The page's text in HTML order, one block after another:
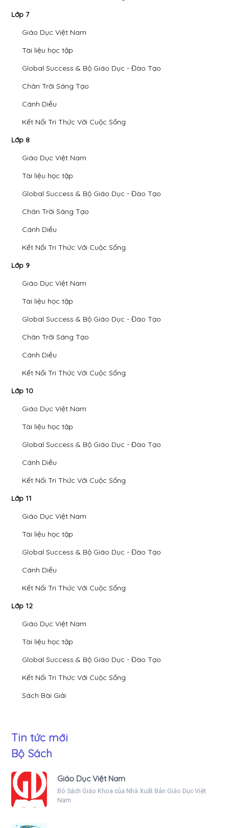
Lớp 7
Giáo Dục Việt Nam
Tài liệu học tập
Global Success & Bộ Giáo Dục - Đào Tạo
Chân Trời Sáng Tạo
Cánh Diều
Kết Nối Tri Thức Với Cuộc Sống
Lớp 8
Giáo Dục Việt Nam
Tài liệu học tập
Global Success & Bộ Giáo Dục - Đào Tạo
Chân Trời Sáng Tạo
Cánh Diều
Kết Nối Tri Thức Với Cuộc Sống
Lớp 9
Giáo Dục Việt Nam
Tài liệu học tập
Global Success & Bộ Giáo Dục - Đào Tạo
Chân Trời Sáng Tạo
Cánh Diều
Kết Nối Tri Thức Với Cuộc Sống
Lớp 10
Giáo Dục Việt Nam
Tài liệu học tập
Global Success & Bộ Giáo Dục - Đào Tạo
Cánh Diều
Kết Nối Tri Thức Với Cuộc Sống
Lớp 11
Giáo Dục Việt Nam
Tài liệu học tập
Global Success & Bộ Giáo Dục - Đào Tạo
Cánh Diều
Kết Nối Tri Thức Với Cuộc Sống
Lớp 12
Giáo Dục Việt Nam
Tài liệu học tập
Global Success & Bộ Giáo Dục - Đào Tạo
Kết Nối Tri Thức Với Cuộc Sống
Sách Bài Giải
Tin tức mới
Bộ Sách
Giáo Dục Việt Nam
Bộ Sách Giáo Khoa của Nhà Xuất Bản Giáo Dục Việt
Nam